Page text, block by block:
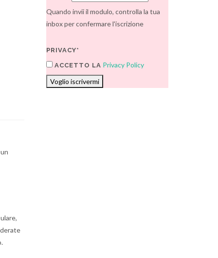
Quando invii il modulo, controlla la tua
inbox per confermare l'iscrizione
PRIVACY*
ACCETTO LA Privacy Policy
Voglio iscrivermi